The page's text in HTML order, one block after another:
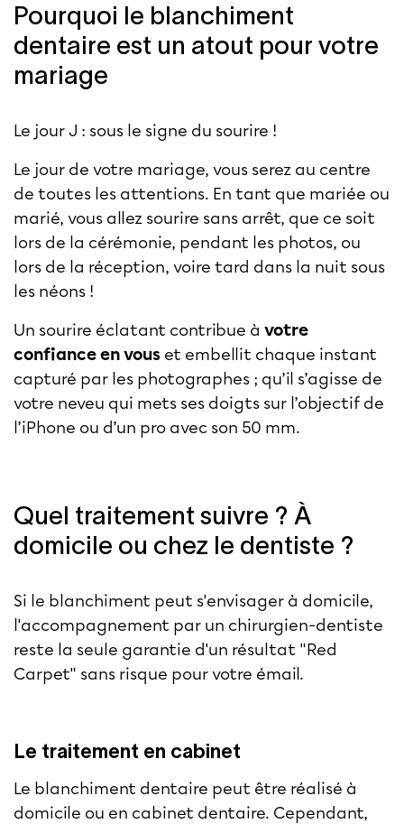
Pourquoi le blanchiment
dentaire est un atout pour votre
mariage
Le jour J : sous le signe du sourire !
Le jour de votre mariage, vous serez au centre
de toutes les attentions. En tant que mariée ou
marié, vous allez sourire sans arrêt, que ce soit
lors de la cérémonie, pendant les photos, ou
lors de la réception, voire tard dans la nuit sous
les néons !
Un sourire éclatant contribue à votre
confiance en vous et embellit chaque instant
capturé par les photographes ; qu’il s’agisse de
votre neveu qui mets ses doigts sur l’objectif de
l’iPhone ou d’un pro avec son 50 mm.
Quel traitement suivre ? À
domicile ou chez le dentiste ?
Si le blanchiment peut s'envisager à domicile,
l'accompagnement par un chirurgien-dentiste
reste la seule garantie d'un résultat "Red
Carpet" sans risque pour votre émail.
Le traitement en cabinet
Le blanchiment dentaire peut être réalisé à
domicile ou en cabinet dentaire. Cependant,